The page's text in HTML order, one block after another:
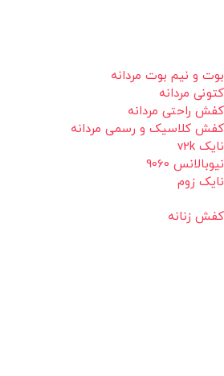
بوت و نیم بوت مردانه
کتونی مردانه
کفش راحتی مردانه
کفش کلاسیک و رسمی مردانه
نایک v2k
نیوبالانس 9060
نایک زوم
کفش زنانه